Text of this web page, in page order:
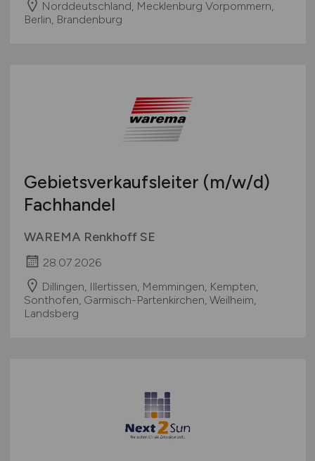
Norddeutschland, Mecklenburg Vorpommern,
Berlin, Brandenburg
Gebietsverkaufsleiter (m/w/d)
Fachhandel
WAREMA Renkhoff SE
28.07.2026
Dillingen, Illertissen, Memmingen, Kempten,
Sonthofen, Garmisch-Partenkirchen, Weilheim,
Landsberg